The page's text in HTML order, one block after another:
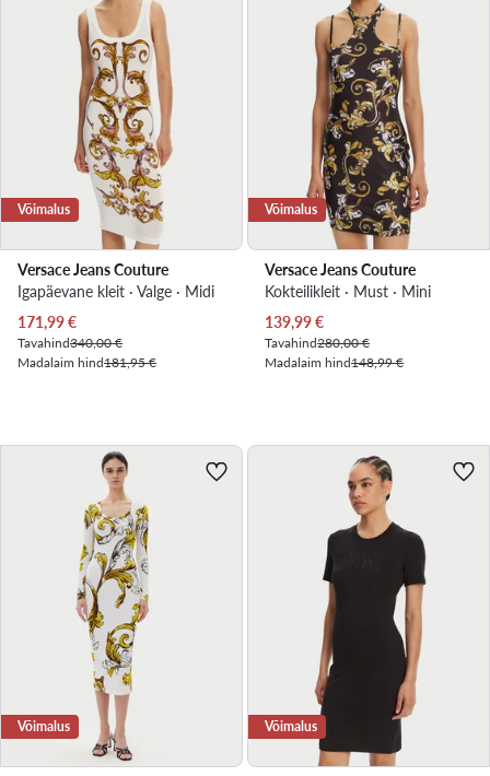
Võimalus
Versace Jeans Couture
Igapäevane kleit · Valge · Midi
Praegune hind
171,99€
Tavahind340,00 €
Madalaim hind181,95 €
Võimalus
Versace Jeans Couture
Kokteilikleit · Must · Mini
Praegune hind
139,99€
Tavahind280,00 €
Madalaim hind148,99 €
Võimalus Võimalus